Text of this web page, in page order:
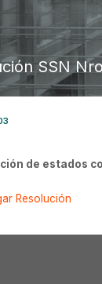
SSN
de estados
Resolución